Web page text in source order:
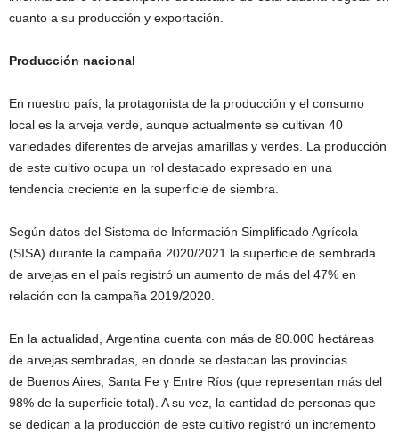
cuanto a su producción y exportación.
Producción nacional
En nuestro país, la protagonista de la producción y el consumo
local es la arveja verde, aunque actualmente se cultivan 40
variedades diferentes de arvejas amarillas y verdes. La producción
de este cultivo ocupa un rol destacado expresado en una
tendencia creciente en la superficie de siembra.
Según datos del Sistema de Información Simplificado Agrícola
(SISA) durante la campaña 2020/2021 la superficie de sembrada
de arvejas en el país registró un aumento de más del 47% en
relación con la campaña 2019/2020.
En la actualidad, Argentina cuenta con más de 80.000 hectáreas
de arvejas sembradas, en donde se destacan las provincias
de Buenos Aires, Santa Fe y Entre Ríos (que representan más del
98% de la superficie total). A su vez, la cantidad de personas que
se dedican a la producción de este cultivo registró un incremento